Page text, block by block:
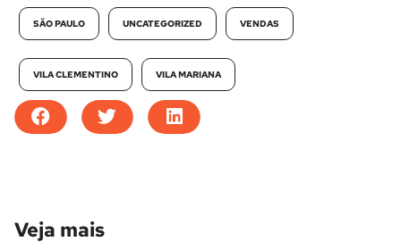
SÃO PAULO UNCATEGORIZED VENDAS
VILA CLEMENTINO VILA MARIANA
Veja mais